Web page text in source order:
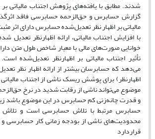
شدند. مطابق با یافته‌های پژوهش اجتناب مالیاتی
گزارش حسابرس و حق‌الزحمه حسابرسی فاقد
مالیاتی بر اظهار نظر تعدیل‌شده حسابرس دارای اثر
با افزایش اجتناب مالیاتی، ارائه اظهارنظر تعدیل
خوانایی صورت‌های مالی با معیار شاخص طول متن
تأثیر اجتناب مالیاتی بر اظهارنظر تعدیل‌شده
می‌دهد که حسابرسان بیشتر از ارائه اظهار نظر
اظهارنظر) برای پوشش ریسک ناشی از اجتناب
موضوع می‌تواند ناشی از رقابت شدید در نرخ
و قدرت چانه‌زنی کم حسابرس در این موضوع باشد
حسابرس مرتبط با تلاش حسابرسی است و
محدودیت‌های ناشی از بودجه زمانی کار حسابرسی
قراردارد